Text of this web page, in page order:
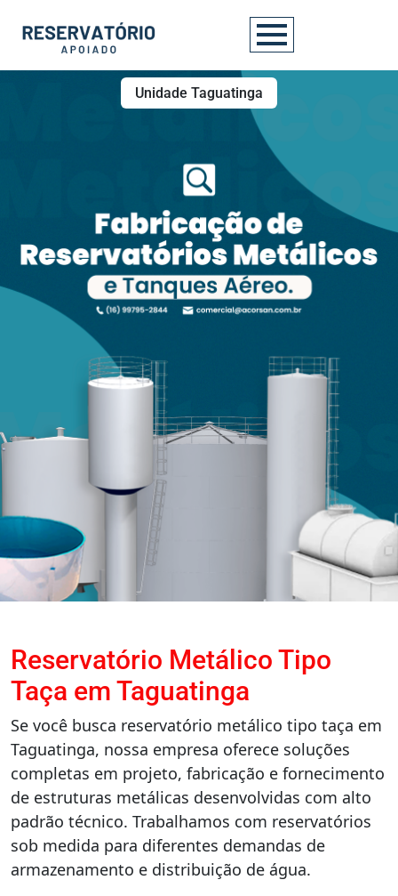
Unidade Taguatinga
Reservatório Metálico Tipo
Taça em Taguatinga
Se você busca reservatório metálico tipo taça em
Taguatinga, nossa empresa oferece soluções
completas em projeto, fabricação e fornecimento
de estruturas metálicas desenvolvidas com alto
padrão técnico. Trabalhamos com reservatórios
sob medida para diferentes demandas de
armazenamento e distribuição de água.